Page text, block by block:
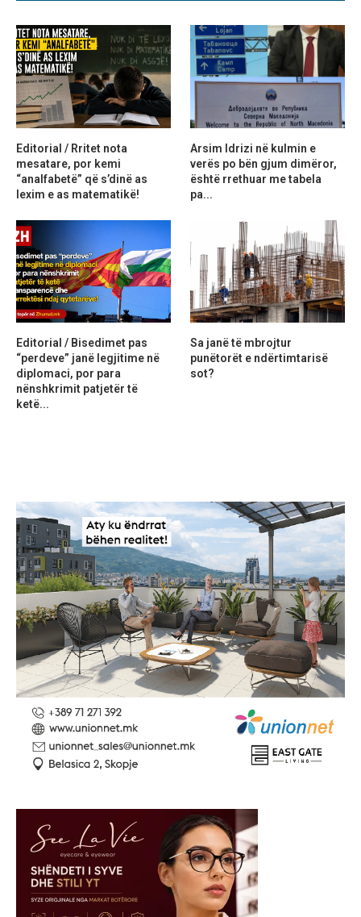
Editorial / Rritet nota
mesatare, por kemi
“analfabetë” që s’dinë as
lexim e as matematikë!
Arsim Idrizi në kulmin e
verës po bën gjum dimëror,
është rrethuar me tabela
pa...
Editorial / Bisedimet pas
“perdeve” janë legjitime në
diplomaci, por para
nënshkrimit patjetër të
ketë...
Sa janë të mbrojtur
punëtorët e ndërtimtarisë
sot?